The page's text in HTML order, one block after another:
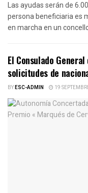
Las ayudas serán de
persona beneficiaria es
en marcha en un
El Consulado
solicitudes de
BYESC-ADMIN 19